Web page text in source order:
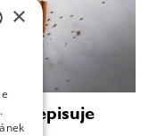
přepisuje
×